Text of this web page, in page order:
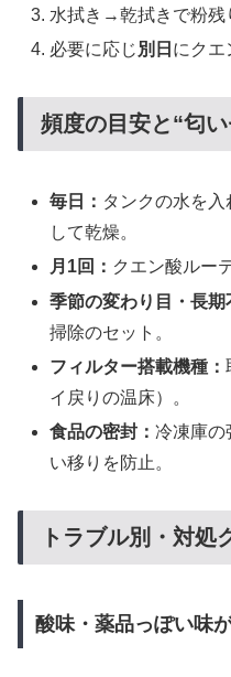
水拭き→乾拭きで粉残
必要に応じ 別日 にクエ
頻度の目安と“匂
毎日： タンクの水を
して乾燥。
月1回： クエン酸ルー
季節の変わり目・長期
掃除のセット。
フィルター搭載機種：
イ戻りの温床）。
食品の密封：冷凍庫の
い移りを防止。
トラブル別・対処
酸味・薬品っぽい味